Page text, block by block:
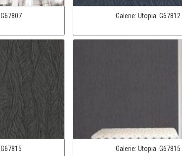
G67807 Galerie: Utopia: G67812
G67815 Galerie: Utopia: G67815